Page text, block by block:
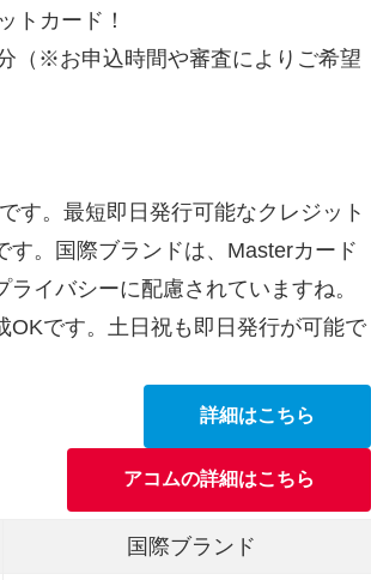
トカード！
（※お申込時間や審査によりご希望
す。最短即日発行可能なクレジット
。国際ブランドは、Masterカード
イバシーに配慮されていますね。
です。土日祝も即日発行が可能で
詳細はこちら
アコムの詳細はこちら
国際ブランド